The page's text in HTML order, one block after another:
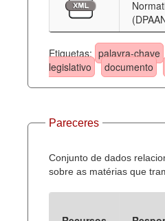
Etiquetas: palavra-chave
legislativo
documento
Pareceres
Conjunto de dados
sobre as matérias que